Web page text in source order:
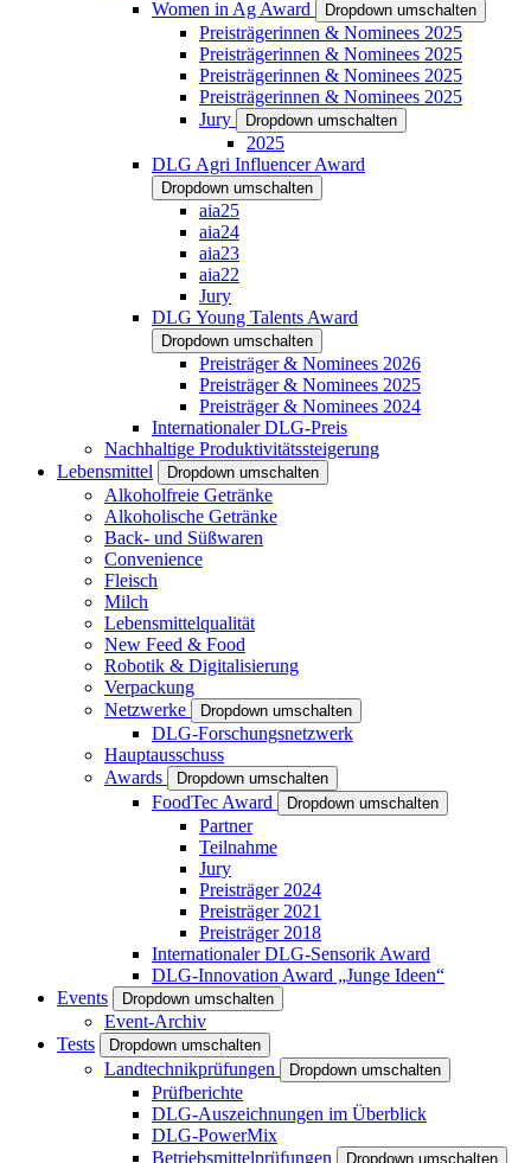
Women in Ag Award Dropdown umschalten
Preisträgerinnen & Nominees 2025
Preisträgerinnen & Nominees 2025
Preisträgerinnen & Nominees 2025
Preisträgerinnen & Nominees 2025
Jury
Dropdown umschalten
2025
DLG Agri Influencer Award
Dropdown umschalten
aia25
aia24
aia23
aia22
Jury
DLG Young Talents Award
Dropdown umschalten
Preisträger & Nominees 2026
Preisträger & Nominees 2025
Preisträger & Nominees 2024
Internationaler DLG-Preis
Nachhaltige Produktivitätssteigerung
Lebensmittel
Dropdown umschalten
Alkoholfreie Getränke
Alkoholische Getränke
Back- und Süßwaren
Convenience
Fleisch
Milch
Lebensmittelqualität
New Feed & Food
Robotik & Digitalisierung
Verpackung
Netzwerke
Dropdown umschalten
DLG-Forschungsnetzwerk
Hauptausschuss
Awards
Dropdown umschalten
FoodTec Award Dropdown umschalten
Partner
Teilnahme
Jury
Preisträger 2024
Preisträger 2021
Preisträger 2018
Internationaler DLG-Sensorik Award
DLG-Innovation Award „Junge Ideen“
Events
Dropdown umschalten
Event-Archiv
Tests
Dropdown umschalten
Landtechnikprüfungen Dropdown umschalten
Prüfberichte
DLG-Auszeichnungen im Überblick
DLG-PowerMix
Betriebsmittelprüfungen
Dropdown umschalten